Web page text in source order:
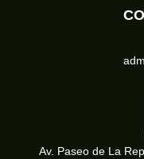
Av. Paseo de La